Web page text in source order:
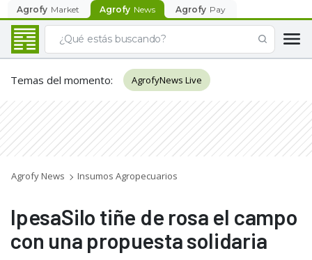
Agrofy Market Agrofy News Agrofy Pay
Temas del momento: AgrofyNews Live
Agrofy News Insumos Agropecuarios
IpesaSilo tiñe de rosa el campo
con una propuesta solidaria